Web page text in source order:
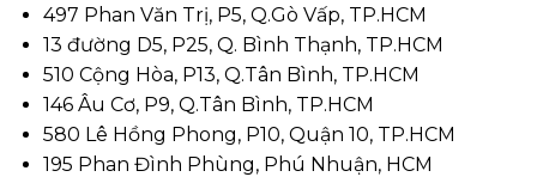
497 Phan Văn Trị, P5, Q.Gò Vấp, TP.HCM
13 đường D5, P25, Q. Bình Thạnh, TP.HCM
510 Cộng Hòa, P13, Q.Tân Bình, TP.HCM
146 Âu Cơ, P9, Q.Tân Bình, TP.HCM
580 Lê Hồng Phong, P10, Quận 10, TP.HCM
195 Phan Đình Phùng, Phú Nhuận, HCM